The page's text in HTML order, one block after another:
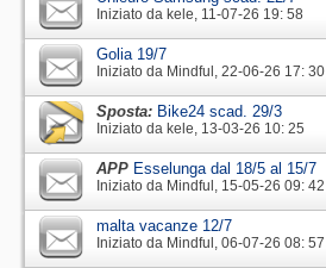
Iniziato da kele‎, 11-07-26 19: 58
Golia 19/7
Iniziato da Mindful‎, 22-06-26 17: 30
Sposta: Bike24 scad. 29/3
Iniziato da kele‎, 13-03-26 10: 25
APP Esselunga dal 18/5 al 15/7
Iniziato da Mindful‎, 15-05-26 09: 42
malta vacanze 12/7
Iniziato da Mindful‎, 06-07-26 08: 57